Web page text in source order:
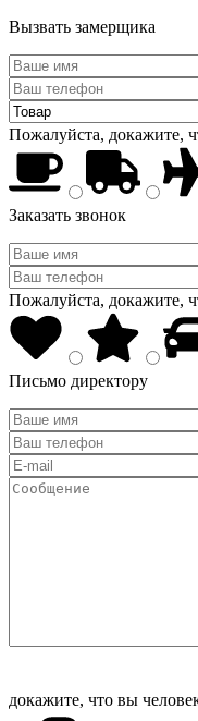
Вызвать замерщика
Пожалуйста, докажите,
Заказать звонок
Пожалуйста, докажите,
Письмо директору
докажите, что вы